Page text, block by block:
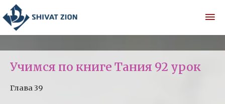
Учимся по книге Тания 92 урок
Глава 39